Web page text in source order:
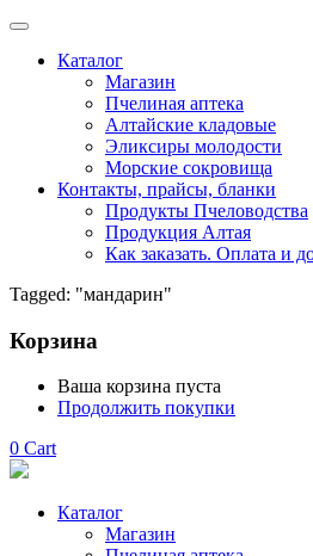
Каталог
Магазин
Пчелиная аптека
Алтайские кладовые
Эликсиры молодости
Морские сокровища
Контакты, прайсы, бланки
Продукты Пчеловодства
Продукция Алтая
Как заказать. Оплата и
Tagged: "мандарин"
Корзина
Ваша корзина пуста
Продолжить покупки
0 Cart
Каталог
Магазин